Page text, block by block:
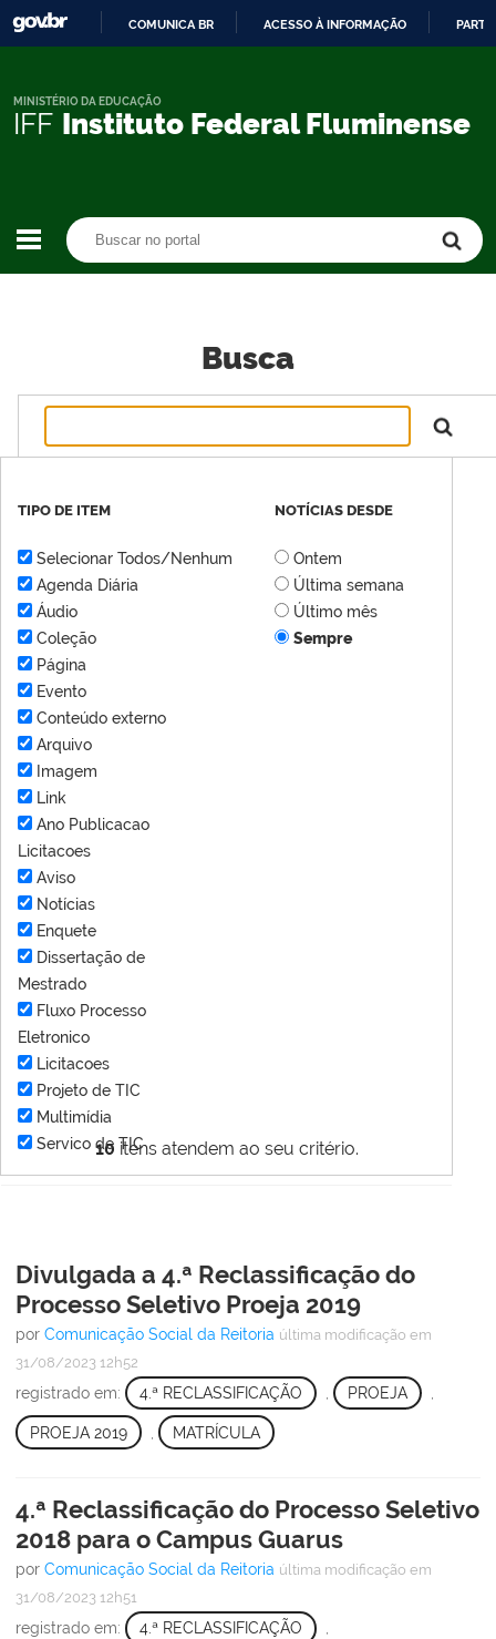
CONTEÚDO
COMUNICA BR ACESSO À INFORMAÇÃO
IFF Instituto Federal Fluminense
MINISTÉRIO DA EDUCAÇÃO
Busca
10 itens atendem ao seu critério.
TIPO DE ITEM
Selecionar Todos/Nenhum
Agenda Diária
Áudio
Coleção
Página
Evento
Conteúdo externo
Arquivo
Imagem
Link
Ano Publicacao
Licitacoes
Aviso
Notícias
Enquete
Dissertação de
Mestrado
Fluxo Processo
Eletronico
Licitacoes
Projeto de TIC
Multimídia
Servico de TIC
NOTÍCIAS DESDE
Ontem
Última semana
Último mês
Sempre
Divulgada a 4.ª Reclassificação do
Processo Seletivo Proeja 2019
por Comunicação Social da Reitoria última modificação em
31/08/2023 12h52
registrado em: 4.ª RECLASSIFICAÇÃO PROEJA
PROEJA 2019 MATRÍCULA
4.ª Reclassificação do Processo Seletivo
2018 para o Campus Guarus
por Comunicação Social da Reitoria última modificação em
31/08/2023 12h51
registrado em: 4.ª RECLASSIFICAÇÃO ,